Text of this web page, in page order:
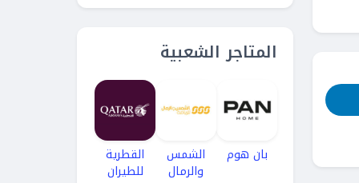
المتاجر الشعبية
بان هوم الشمس
والرمال
القطرية
للطيران